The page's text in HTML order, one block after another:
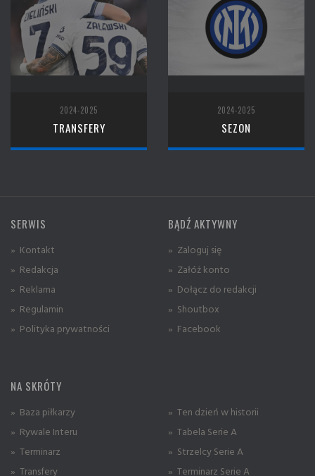
2024-2025
TRANSFERY
2024-2025
SEZON
SERWIS
» Kontakt
» Redakcja
» Reklama
» Regulamin
» Polityka prywatności
BĄDŹ AKTYWNY
» Zaloguj się
» Załóż konto
» Dołącz do redakcji
» Shoutbox
» Facebook
NA SKRÓTY
» Baza piłkarzy
» Rywale Interu
» Terminarz
» Transfery
» Ten dzień w historii
» Tabela Serie A
» Strzelcy Serie A
» Terminarz Serie A